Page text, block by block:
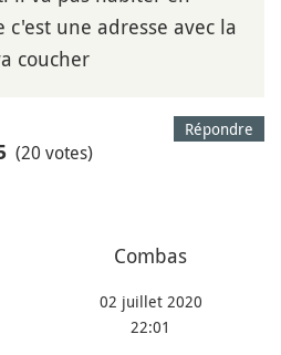
c'est une adresse avec la
coucher
Répondre
(20 votes)
Combas
02 juillet 2020
22:01